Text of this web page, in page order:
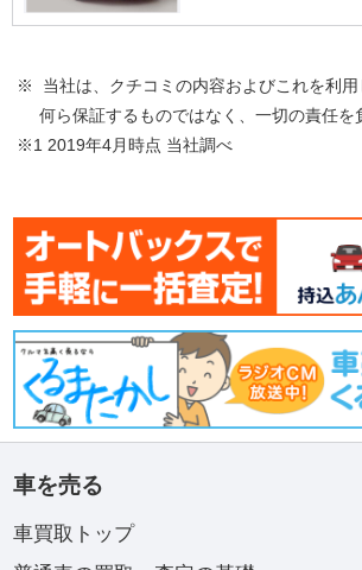
※ 当社は、クチコミの内容およびこれを利用
何ら保証するものではなく、一切の責任を
※1 2019年4月時点 当社調べ
車を売る
車買取トップ